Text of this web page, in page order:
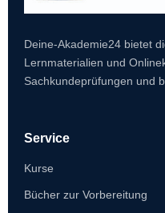
Deine-Akademie24 bietet
Lernmaterialien und
Sachkundeprüfungen und
Service
Kurse
Bücher zur Vorbereitung